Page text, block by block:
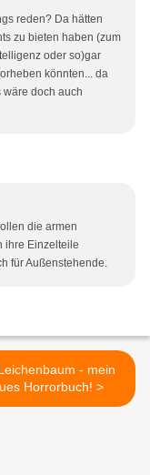
reden? Da hätten
zu bieten haben (zum
oder so)gar
könnten... da
doch auch
die armen
ihre Einzelteile
für Außenstehende.
- mein
neues Horrorbuch! >